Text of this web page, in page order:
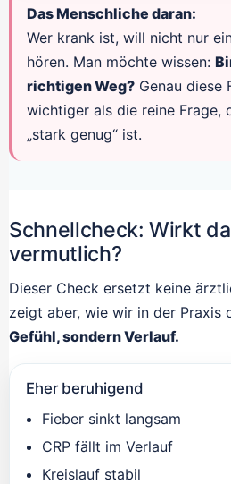
Das Menschliche daran:
Wer krank ist, will nicht nur
hören. Man möchte wissen:
richtigen Weg? Genau diese
wichtiger als die reine Frage,
„stark genug“ ist.
Schnellcheck: Wirkt
vermutlich?
Dieser Check ersetzt keine
zeigt aber, wie wir in der Praxis
Gefühl, sondern Verlauf.
Eher beruhigend
Fieber sinkt langsam
CRP fällt im Verlauf
Kreislauf stabil